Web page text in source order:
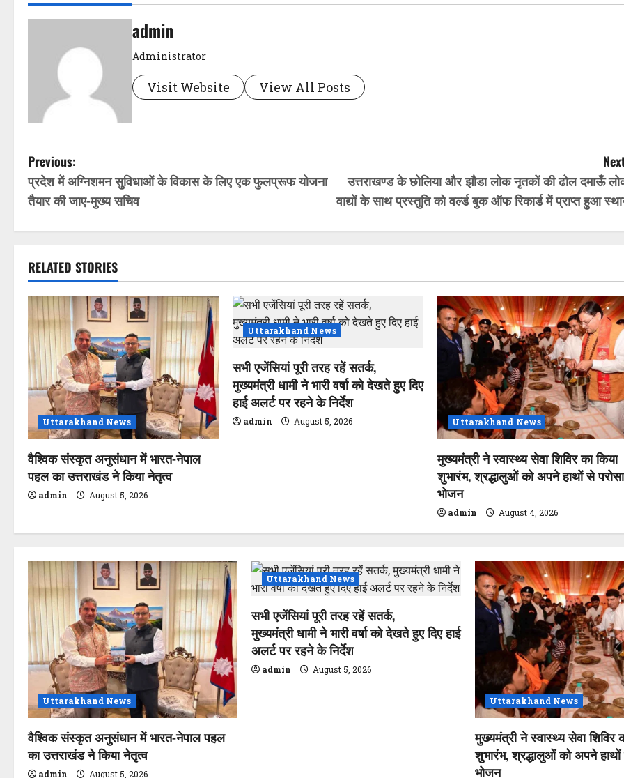
admin
Administrator
Visit Website View All Posts
P
o
s
n
a
v
i
g
a
t
i
n
Previous:
प्रदेश में अग्निशमन सुविधाओं के विकास के लिए एक फुलप्रूफ योजना
तैयार की जाए-मुख्य सचिव
उत्तराखण्ड के छोलिया और झौडा लोक नृतकों की ढोल दमाऊँ
वाद्यों के साथ प्रस्तुति को वर्ल्ड बुक ऑफ रिकार्ड में प्राप्त हुआ
RELATED STORIES
Uttarakhand News
वैश्विक संस्कृत अनुसंधान में भारत-नेपाल
पहल का उत्तराखंड ने किया नेतृत्व
admin August 5, 2026
Uttarakhand News
सभी एजेंसियां पूरी तरह रहें सतर्क,
मुख्यमंत्री धामी ने भारी वर्षा को देखते हुए दिए
हाई अलर्ट पर रहने के निर्देश
admin August 5, 2026 Uttarakhand News
मुख्यमंत्री ने स्वास्थ्य सेवा शिविर का किया
शुभारंभ, श्रद्धालुओं को अपने हाथों से परोसा
भोजन
admin August 4, 2026
Uttarakhand News
वैश्विक संस्कृत अनुसंधान में भारत-नेपाल पहल
का उत्तराखंड ने किया नेतृत्व
admin August 5, 2026
Uttarakhand News
सभी एजेंसियां पूरी तरह रहें सतर्क,
मुख्यमंत्री धामी ने भारी वर्षा को देखते हुए दिए हाई
अलर्ट पर रहने के निर्देश
admin August 5, 2026
Uttarakhand News
मुख्यमंत्री ने स्वास्थ्य सेवा शिविर
शुभारंभ, श्रद्धालुओं को अपने हाथों
भोजन